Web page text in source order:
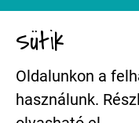
Sütik
Oldalunkon a
használunk.